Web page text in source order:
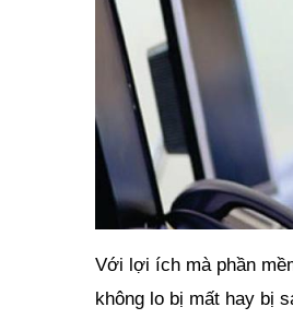
Với lợi ích mà phần
không lo bị mất hay bị